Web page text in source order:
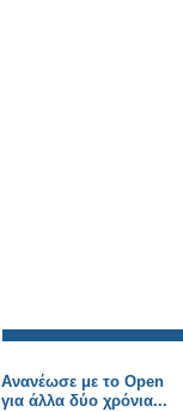
Ανανέωσε με το Open
για άλλα δύο χρόνια...